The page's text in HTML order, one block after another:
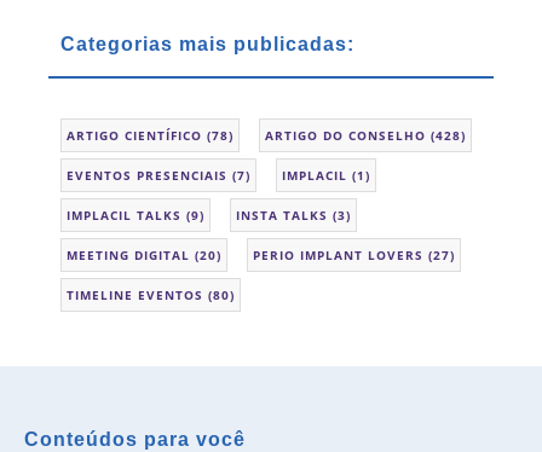
Categorias mais publicadas:
ARTIGO CIENTÍFICO (78) ARTIGO DO CONSELHO (428)
EVENTOS PRESENCIAIS (7) IMPLACIL (1)
IMPLACIL TALKS (9) INSTA TALKS (3)
MEETING DIGITAL (20) PERIO IMPLANT LOVERS (27)
TIMELINE EVENTOS (80)
Conteúdos para você